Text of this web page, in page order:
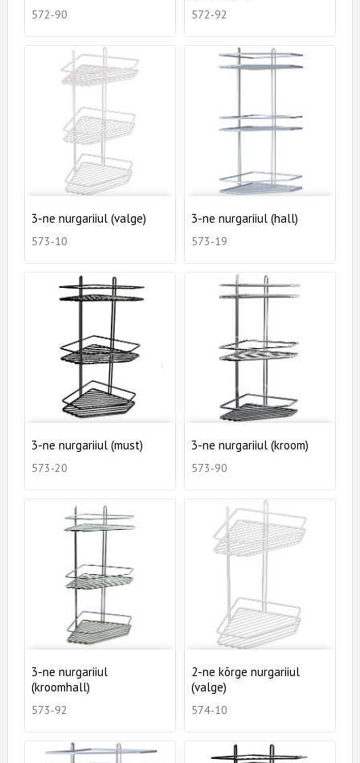
572-90 572-92
3-ne nurgariiul (valge)
573-10
3-ne nurgariiul (hall)
573-19
3-ne nurgariiul (must)
573-20
3-ne nurgariiul (kroom)
573-90
3-ne nurgariiul
(kroomhall)
573-92
2-ne kõrge nurgariiul
(valge)
574-10